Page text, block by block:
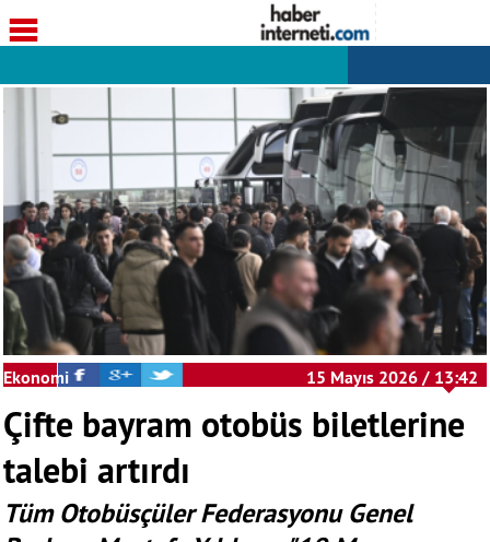
Ekonomi 15 Mayıs 2026 / 13:42
Çifte bayram otobüs biletlerine
talebi artırdı
Tüm Otobüsçüler Federasyonu Genel